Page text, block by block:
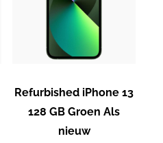
Refurbished iPhone 13
128 GB Groen Als
nieuw